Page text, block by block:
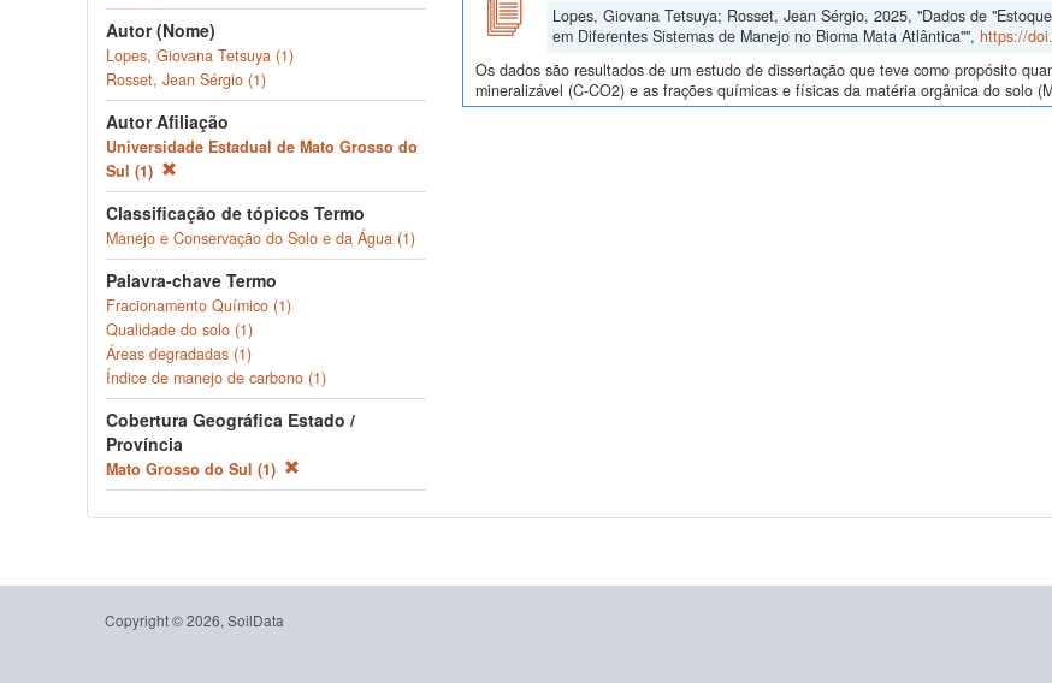
Autor (Nome)
Lopes, Giovana Tetsuya (1)
Rosset, Jean Sérgio (1)
Autor Afiliação
Universidade Estadual de Mato Grosso do
Sul (1)
Classificação de tópicos Termo
Manejo e Conservação do Solo e da Água (1)
Palavra-chave Termo
Fracionamento Químico (1)
Qualidade do solo (1)
Áreas degradadas (1)
Índice de manejo de carbono (1)
Cobertura Geográfica Estado /
Província
Mato Grosso do Sul (1)
Lopes, Giovana Tetsuya; Rosset, Jean Sérgio, 2025, "Dados de
em Diferentes Sistemas de Manejo no Bioma Mata Atlântica"", https://
Os dados são resultados de um estudo de dissertação que teve como propósito
mineralizável (C-CO2) e as frações químicas e físicas da matéria orgânica do solo
Copyright © 2026, SoilData